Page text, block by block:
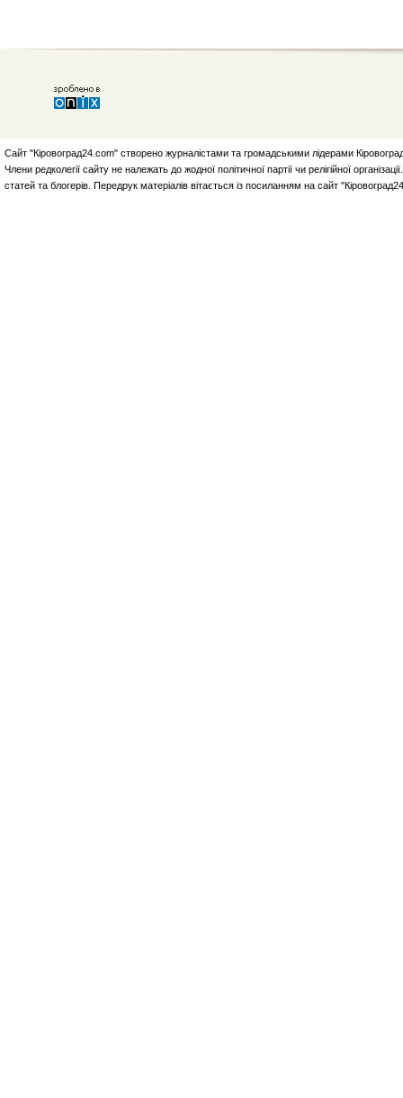
Сайт "Кіровоград24.com" створено журналістами та громадськими лідерами
Члени редколегії сайту не належать до жодної політичної партії чи релігійної
статей та блогерів. Передрук матеріалів вітається із посиланням на сайт